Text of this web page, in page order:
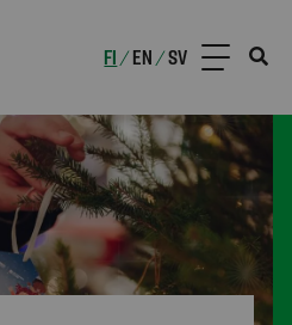
FI /EN /SV